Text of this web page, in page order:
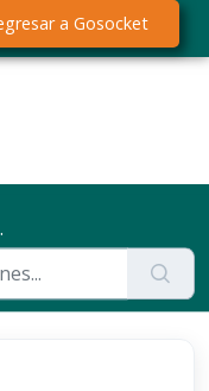
a Gosocket
CAE04
P. M.